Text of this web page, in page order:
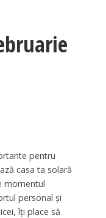
pentru
casa ta solară
momentul
personal și
îți place să